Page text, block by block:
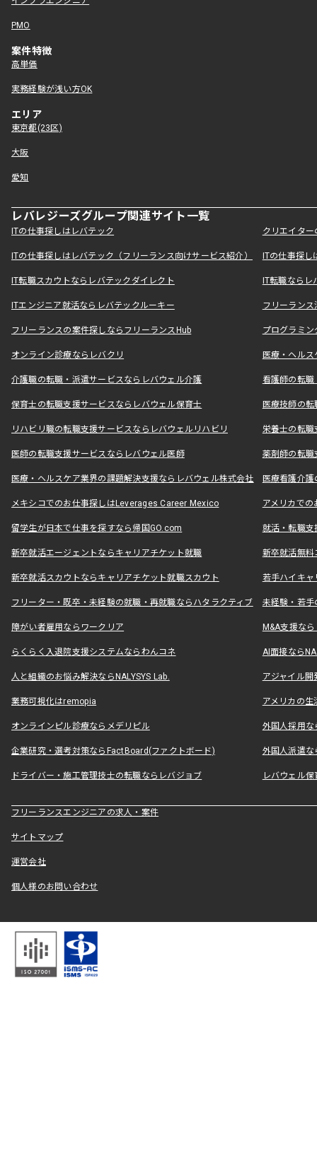
PMO
案件特徴
高単価
実務経験が浅い方OK
エリア
東京都(23区)
大阪
愛知
レバレジーズグループ関連サイト一覧
ITの仕事探しはレバテック クリエイタ
ITの仕事探しはレバテック（フリーランス向けサービス紹介） ITの仕事探
IT転職スカウトならレバテックダイレクト IT転職なら
ITエンジニア就活ならレバテックルーキー フリーラン
フリーランスの案件探しならフリーランスHub プログラミ
オンライン診療ならレバクリ 医療・ヘル
介護職の転職・派遣サービスならレバウェル介護 看護師の転
保育士の転職支援サービスならレバウェル保育士 医療技師の
リハビリ職の転職支援サービスならレバウェルリハビリ 栄養士の転
医師の転職支援サービスならレバウェル医師 薬剤師の転
医療・ヘルスケア業界の課題解決支援ならレバウェル株式会社 医療看護介
メキシコでのお仕事探しはLeverages Career Mexico アメリカで
留学生が日本で仕事を探すなら帰国GO.com 就活・転職
新卒就活エージェントならキャリアチケット就職 新卒就活無料
新卒就活スカウトならキャリアチケット就職スカウト 若手ハイキ
フリーター・既卒・未経験の就職・再就職ならハタラクティブ 未経験・若手
障がい者雇用ならワークリア M&A支援な
らくらく入退院支援システムならわんコネ AI面接なら
人と組織のお悩み解決ならNALYSYS Lab. アジャイル
業務可視化はremopia アメリカの
オンラインピル診療ならメデリピル 外国人採用
企業研究・選考対策ならFactBoard(ファクトボード) 外国人派遣な
ドライバー・施工管理技士の転職ならレバジョブ レバウェル
フリーランスエンジニアの求人・案件
サイトマップ
運営会社
個人様のお問い合わせ